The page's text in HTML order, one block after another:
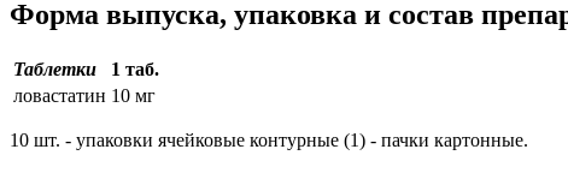
Форма выпуска, упаковка и состав
Таблетки
1 таб.
ловастатин 10 мг
10 шт. - упаковки ячейковые контурные (1) - пачки картонные.